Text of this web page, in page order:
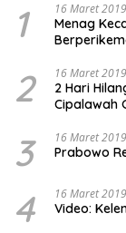
1 16 Maret 2019
Menag
2 16 Maret 2019
2 Hari
Cipalawah
3 16 Maret 2019
Prabowo
4 16 Maret 2019
Video: